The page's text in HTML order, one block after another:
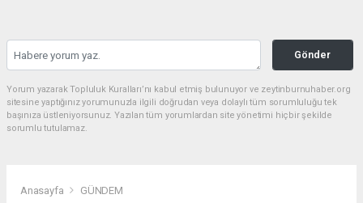
Gönder
Yorum yazarak Topluluk Kuralları’nı kabul etmiş bulunuyor ve zeytinburnuhaber.org
sitesine yaptığınız yorumunuzla ilgili doğrudan veya dolaylı tüm sorumluluğu tek
başınıza üstleniyorsunuz. Yazılan tüm yorumlardan site yönetimi hiçbir şekilde
sorumlu tutulamaz.
Anasayfa GÜNDEM